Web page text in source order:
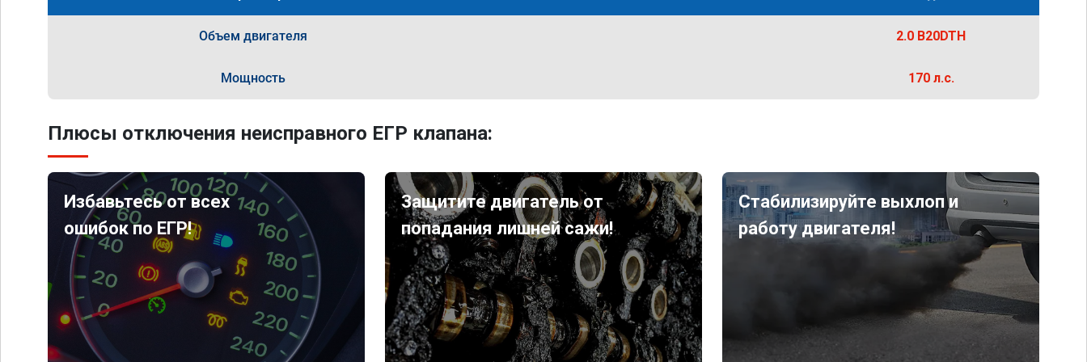
Объем двигателя 2.0 B20DTH
Мощность 170 л.с.
Плюсы отключения неисправного ЕГР клапана:
Избавьтесь от всех
ошибок по ЕГР!
Защитите двигатель от
попадания лишней сажи!
Стабилизируйте выхлоп и
работу двигателя!